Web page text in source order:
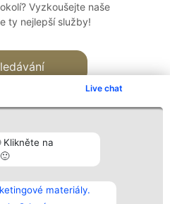
Live chat
Klikněte na
materiály.
Vyzkoušejte naše
ty nejlepší služby!
všech
Kontakt